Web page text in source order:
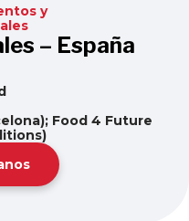
y
– España
Food 4 Future